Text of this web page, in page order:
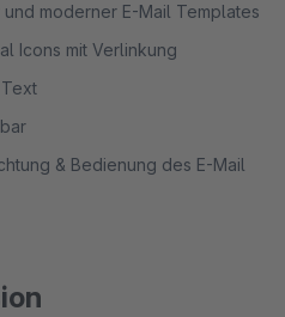
moderner E-Mail Templates
Icons mit Verlinkung
& Bedienung des E-Mail